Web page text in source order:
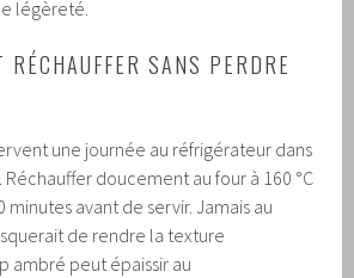
légèreté.
RÉCHAUFFER SANS PERDRE
une journée au réfrigérateur dans
doucement au four à 160 °C
avant de servir. Jamais au
de rendre la texture
ambré peut épaissir au